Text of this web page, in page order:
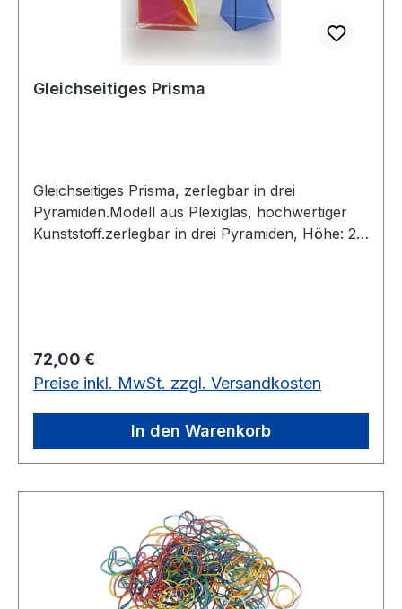
Gleichseitiges Prisma
Gleichseitiges Prisma, zerlegbar in drei
Pyramiden.Modell aus Plexiglas, hochwertiger
Kunststoff.zerlegbar in drei Pyramiden, Höhe: 20
Regulärer Preis:
72,00 €
Preise inkl. MwSt. zzgl. Versandkosten
In den Warenkorb